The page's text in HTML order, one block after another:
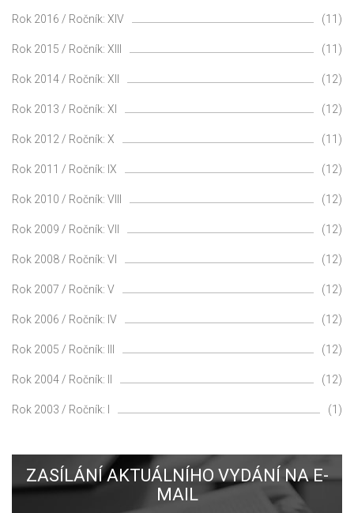
Rok 2016 / Ročník: XIV (11)
Rok 2015 / Ročník: XIII (11)
Rok 2014 / Ročník: XII (12)
Rok 2013 / Ročník: XI (12)
Rok 2012 / Ročník: X (11)
Rok 2011 / Ročník: IX (12)
Rok 2010 / Ročník: VIII (12)
Rok 2009 / Ročník: VII (12)
Rok 2008 / Ročník: VI (12)
Rok 2007 / Ročník: V (12)
Rok 2006 / Ročník: IV (12)
Rok 2005 / Ročník: III (12)
Rok 2004 / Ročník: II (12)
Rok 2003 / Ročník: I (1)
ZASÍLÁNÍ AKTUÁLNÍHO VYDÁNÍ NA E-
MAIL